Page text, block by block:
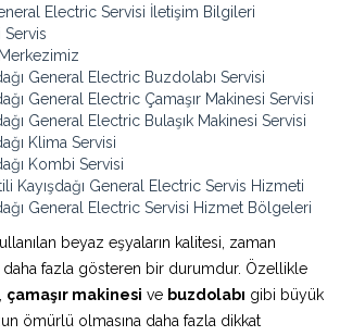
Electric Servisi İletişim Bilgileri
Servis
General Electric Buzdolabı Servisi
General Electric Çamaşır Makinesi Servisi
General Electric Bulaşık Makinesi Servisi
Klima Servisi
Kombi Servisi
Kayışdağı General Electric Servis Hizmeti
General Electric Servisi Hizmet Bölgeleri
beyaz eşyaların kalitesi, zaman
fazla gösteren bir durumdur. Özellikle
çamaşır makinesi ve buzdolabı gibi büyük
ömürlü olmasına daha fazla dikkat